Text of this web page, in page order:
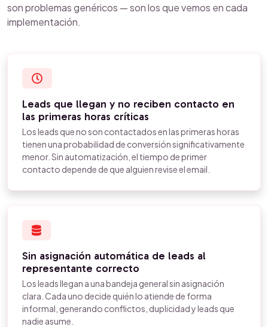
son problemas genéricos — son los que vemos en cada
implementación.
Leads que llegan y no reciben contacto en
las primeras horas críticas
Los leads que no son contactados en las primeras horas
tienen una probabilidad de conversión significativamente
menor. Sin automatización, el tiempo de primer
contacto depende de que alguien revise el email.
Sin asignación automática de leads al
representante correcto
Los leads llegan a una bandeja general sin asignación
clara. Cada uno decide quién lo atiende de forma
informal, generando conflictos, duplicidad y leads que
nadie asume.